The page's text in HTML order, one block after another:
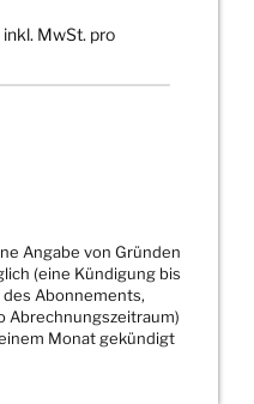
MwSt. pro
Angabe von Gründen
(eine Kündigung bis
Abonnements,
Abrechnungszeitraum)
Monat gekündigt